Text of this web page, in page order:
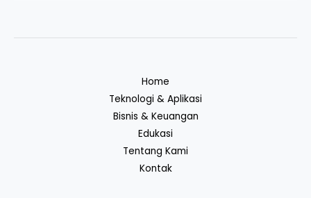
Home
Teknologi & Aplikasi
Bisnis & Keuangan
Edukasi
Tentang Kami
Kontak